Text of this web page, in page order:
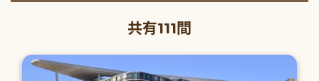
共有111間